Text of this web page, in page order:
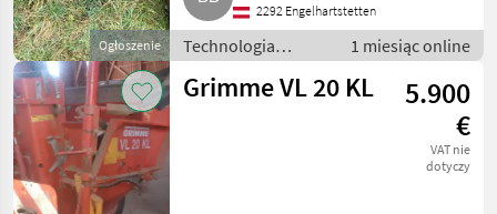
Ogłoszenie
2292 Engelhartstetten
Technologia
ziemniaczana /
Inne rozwiązania
1 miesiąc online
Grimme VL 20 KL
5.900
€
VAT nie
dotyczy